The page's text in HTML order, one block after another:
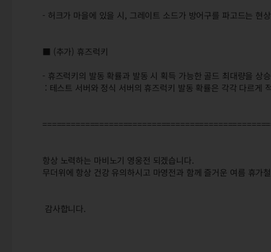
- 허크가 마을에 있을 시, 그레이트 소드가 방어구를 파고드는 현
■ (추가) 휴즈럭키
- 휴즈럭키의 발동 확률과 발동 시 획득 가능한 골드 최대량을 상
: 테스트 서버와 정식 서버의 휴즈럭키 발동 확률은 각각 다르게
항상 노력하는 마비노기 영웅전 되겠습니다.
무더위에 항상 건강 유의하시고 마영전과 함께 즐거운 여름 휴가
감사합니다.